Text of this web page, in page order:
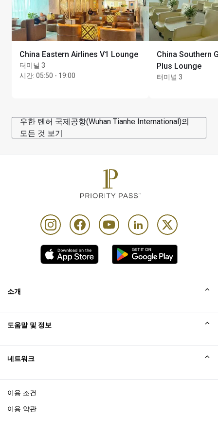
China Eastern Airlines V1 Lounge
터미널 3
시간: 05:50 - 19:00
China Southern
Plus Lounge
터미널 3
우한 톈허 국제공항(Wuhan Tianhe International)의
모든 것 보기
소개
Excellence Awards
블로그
도움말 및 정보
네트워크
이용 조건
이용 약관